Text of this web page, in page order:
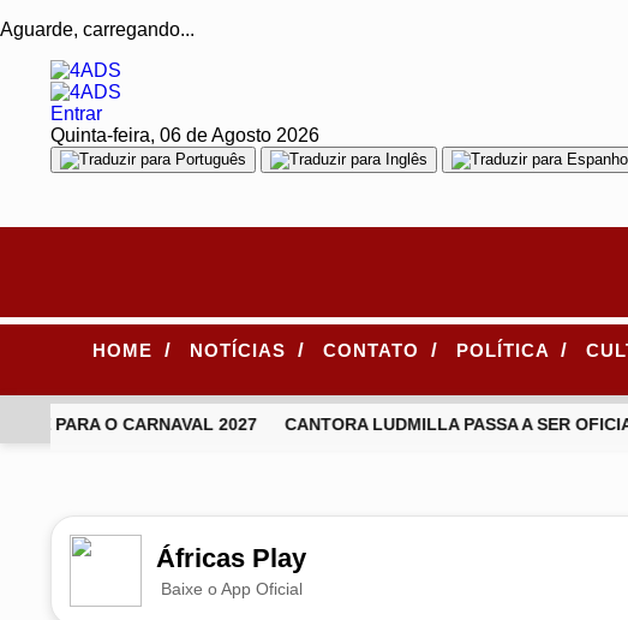
Aguarde, carregando...
Entrar
Quinta-feira, 06 de Agosto 2026
HOME / NOTÍCIAS / CONTATO / POLÍTICA /
PARA O CARNAVAL 2027 CANTORA LUDMILLA PASSA A SER
Áfricas Play
Baixe o App Oficial